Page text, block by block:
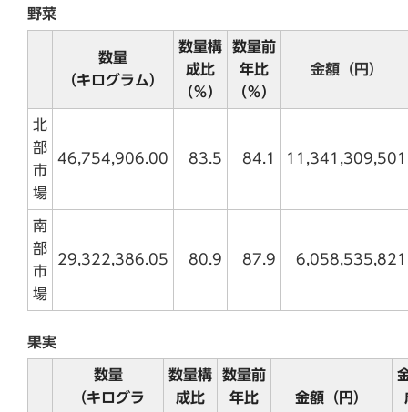
野菜
数量
（キログラム）
数量構
成比
（％）
数量前
年比
（％）
金額（円）
北
部
市
場
46,754,906.00 83.5 84.1 11,341,309,501
南
部
市
場
29,322,386.05 80.9 87.9 6,058,535,821
果実
数量
（キログラ
数量構
成比
数量前
年比
金額（円）